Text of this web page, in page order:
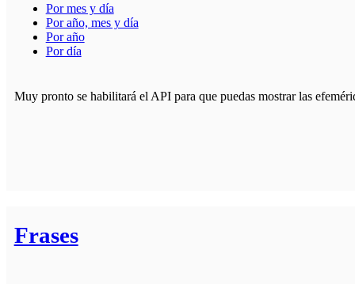
Por mes y día
Por año, mes y día
Por año
Por día
Muy pronto se habilitará el API para que puedas mostrar las
Frases